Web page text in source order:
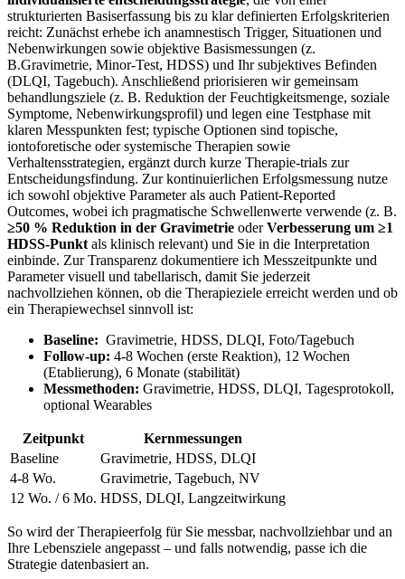
‌strukturierten Basiserfassung bis zu klar definierten Erfolgskriterien
reicht: Zunächst erhebe ich anamnestisch Trigger, Situationen und
Nebenwirkungen sowie objektive Basismessungen (z.
B.Gravimetrie, Minor‑Test, HDSS) und Ihr subjektives Befinden
(DLQI, Tagebuch). Anschließend priorisieren wir gemeinsam
behandlungsziele (z. B.‌ Reduktion der Feuchtigkeitsmenge, soziale
Symptome, Nebenwirkungsprofil) und legen eine ⁢Testphase mit
klaren Messpunkten fest; typische​ Optionen sind topische,
iontoforetische oder systemische Therapien sowie⁤
Verhaltensstrategien,‍ ergänzt durch kurze Therapie‑trials zur
Entscheidungsfindung. Zur kontinuierlichen⁤ Erfolgsmessung nutze
ich sowohl objektive Parameter als auch Patient‑Reported
Outcomes, wobei ⁣ich pragmatische Schwellenwerte verwende (z. B.
≥50 % Reduktion in der Gravimetrie oderVerbesserung um ≥1
HDSS‑Punkt als klinisch relevant) und⁤ Sie in die Interpretation
einbinde. ‍Zur Transparenz dokumentiere ich ‌Messzeitpunkte und ​
Parameter visuell und tabellarisch, damit​ Sie jederzeit
nachvollziehen können, ob die Therapieziele erreicht werden und ob
ein Therapiewechsel sinnvoll ist:
Baseline: ‌ Gravimetrie, HDSS, DLQI, Foto/Tagebuch
Follow‑up: 4-8 Wochen (erste Reaktion), 12⁢ Wochen
(Etablierung), 6 Monate ‍(stabilität)
Messmethoden: Gravimetrie, HDSS, DLQI, Tagesprotokoll,
optional Wearables
Zeitpunkt
Kernmessungen
Baseline
Gravimetrie, HDSS, DLQI
4-8 Wo.
Gravimetrie, ‍Tagebuch, NV
12 Wo. / 6 Mo. HDSS, DLQI, Langzeitwirkung
So wird der ‍Therapieerfolg für‍ Sie messbar, nachvollziehbar und an
Ihre Lebensziele angepasst – und falls notwendig,‍ passe ich die
Strategie datenbasiert ​an.